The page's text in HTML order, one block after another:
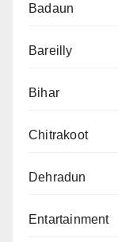
Badaun
Bareilly
Bihar
Chitrakoot
Dehradun
Entartainment